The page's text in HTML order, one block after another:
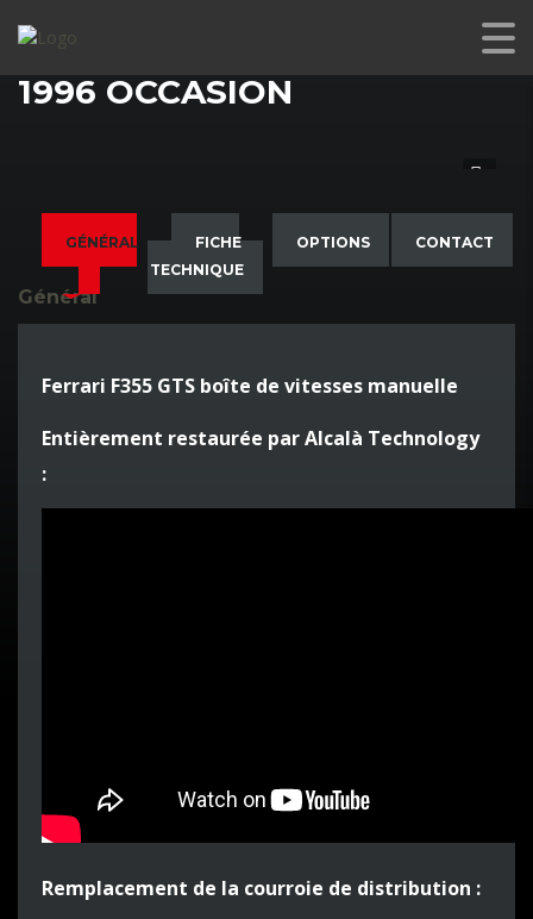
1996 OCCASION
GÉNÉRAL
FICHE
TECHNIQUE
OPTIONS CONTACT
Général
Ferrari F355 GTS boîte de vitesses manuelle
Entièrement restaurée par Alcalà Technology
:
Remplacement de la courroie de distribution :